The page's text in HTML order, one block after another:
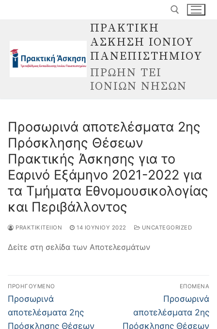
Αναζήτηση για:
ΠΡΑΚΤΙΚΗ
ΑΣΚΗΣΗ ΙΟΝΙΟΥ
ΠΑΝΕΠΙΣΤΗΜΙΟΥ
ΠΡΩΗΝ ΤΕΙ
ΙΟΝΙΩΝ ΝΗΣΩΝ
Προσωρινά αποτελέσματα 2ης
Πρόσκλησης Θέσεων
Πρακτικής Άσκησης για το
Εαρινό Εξάμηνο 2021-2022 για
τα Τμήματα Εθνομουσικολογίας
και Περιβάλλοντος
PRAKTIKITEIION 14 ΙΟΥΝΊΟΥ 2022 UNCATEGORIZED
Δείτε στη σελίδα των Αποτελεσμάτων
Πλοήγηση
άρθρων
ΠΡΟΗΓΟΎΜΕΝΟ
Προηγούμενο
άρθρο:
Προσωρινά
αποτελέσματα 2ης
Πρόσκλησης Θέσεων
ΕΠΌΜΕΝΑ
Επόμενο
άρθρο:
Προσωρινά
αποτελέσματα 2ης
Πρόσκλησης Θέσεων